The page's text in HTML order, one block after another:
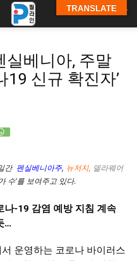
실베니아, 주말
19 신규 확진자’
간 펜실베니아주, 뉴저지, 델라웨어
수’를 보여주고 있다.
나-19 감염 예방 지침 계속
…
운영하는 코로나 바이러스
TRANSLATE